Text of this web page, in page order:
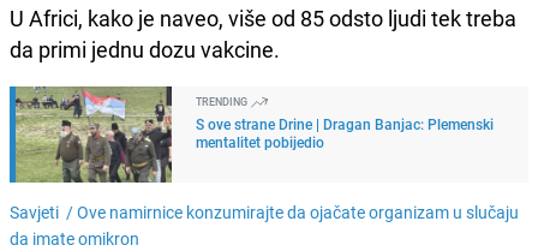
U Africi, kako je naveo, više od 85 odsto ljudi tek treba
da primi jednu dozu vakcine.
TRENDING
S ove strane Drine | Dragan Banjac: Plemenski
mentalitet pobijedio
Savjeti /Ove namirnice konzumirajte da ojačate organizam u slučaju
da imate omikron